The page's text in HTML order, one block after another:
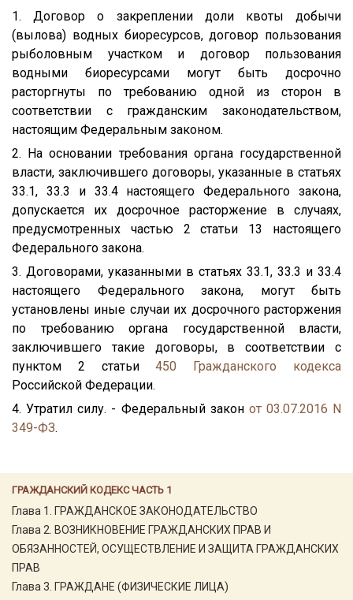
ГРАЖДАНСКИЙ КОДЕКС ЧАСТЬ 1
Глава 1. ГРАЖДАНСКОЕ ЗАКОНОДАТЕЛЬСТВО
Глава 2. ВОЗНИКНОВЕНИЕ ГРАЖДАНСКИХ ПРАВ И
ОБЯЗАННОСТЕЙ, ОСУЩЕСТВЛЕНИЕ И ЗАЩИТА ГРАЖДАНСКИХ
ПРАВ
Глава 3. ГРАЖДАНЕ (ФИЗИЧЕСКИЕ ЛИЦА)
1. Договор о закреплении доли квоты добычи
(вылова) водных биоресурсов, договор пользования
рыболовным участком и договор пользования
водными биоресурсами могут быть досрочно
расторгнуты по требованию одной из сторон в
соответствии с гражданским законодательством,
настоящим Федеральным законом.
2. На основании требования органа государственной
власти, заключившего договоры, указанные в статьях
33.1, 33.3 и 33.4 настоящего Федерального закона,
допускается их досрочное расторжение в случаях,
предусмотренных частью 2 статьи 13 настоящего
Федерального закона.
3. Договорами, указанными в статьях 33.1, 33.3 и 33.4
настоящего Федерального закона, могут быть
установлены иные случаи их досрочного расторжения
по требованию органа государственной власти,
заключившего такие договоры, в соответствии с
пунктом 2 статьи450
Гражданского кодекса
Российской Федерации.
4. Утратил силу. - Федеральный закон от 03.07.2016 N
349-ФЗ.